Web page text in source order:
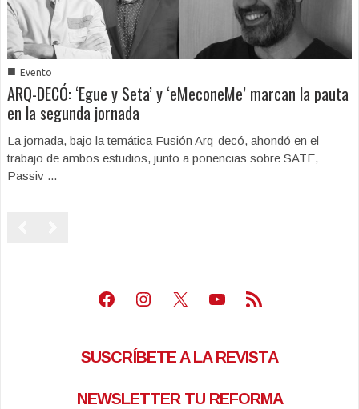
■ Evento
ARQ-DECÓ: ‘Egue y Seta’ y ‘eMeconeMe’ marcan la pauta
en la segunda jornada
La jornada, bajo la temática Fusión Arq-decó, ahondó en el
trabajo de ambos estudios, junto a ponencias sobre SATE,
Passiv ...
Facebook
Instagram
X Youtube
Feed RSS
SUSCRÍBETE A LA REVISTA
NEWSLETTER TU REFORMA